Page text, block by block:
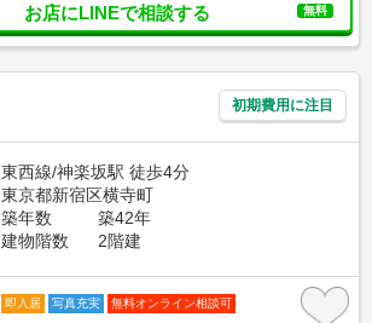
お店にLINEで相談する 無料
初期費用に注目
東西線/神楽坂駅 徒歩4分
東京都新宿区横寺町
築年数
築42年
建物階数
2階建
即入居 写真充実 無料オンライン相談可